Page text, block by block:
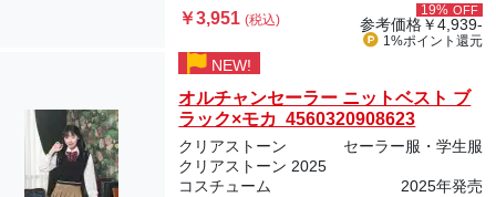
￥3,951(税込)
19% OFF
参考価格￥4,939-
1%ポイント 還元
NEW!
オルチャンセーラー ニットベスト ブ
ラック×モカ 4560320908623
クリアストーン
セーラー服・学生服
クリアストーン 2025
コスチューム
2025年発売